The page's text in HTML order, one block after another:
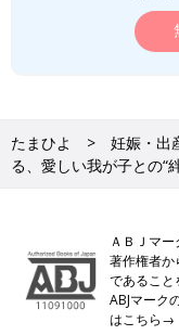
たまひよ 妊娠・出
る、愛しい我が子との“
ＡＢＪマー
著作権者か
であること
ABJマーク
はこち